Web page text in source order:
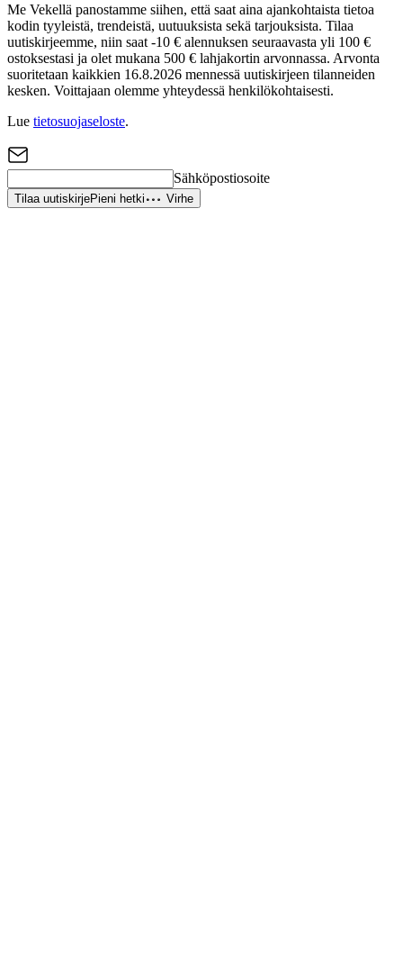
Me Vekellä panostamme siihen, että saat aina ajankohtaista tietoa
kodin tyyleistä, trendeistä, uutuuksista sekä tarjouksista. Tilaa
uutiskirjeemme, niin saat -10 € alennuksen seuraavasta yli 100 €
ostoksestasi ja olet mukana 500 € lahjakortin arvonnassa. Arvonta
suoritetaan kaikkien 16.8.2026 mennessä uutiskirjeen tilanneiden
kesken. Voittajaan olemme yhteydessä henkilökohtaisesti.
Lue tietosuojaseloste.
Sähköpostiosoite
Tilaa uutiskirjePieni hetki Virhe